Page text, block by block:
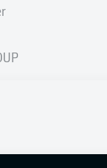
إحصائيات